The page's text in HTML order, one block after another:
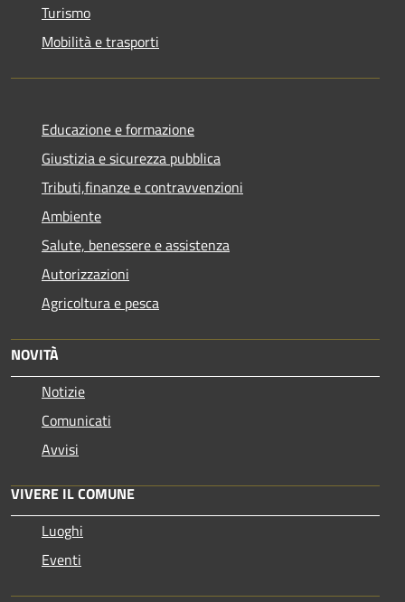
Turismo
Mobilità e trasporti
Educazione e formazione
Giustizia e sicurezza pubblica
Tributi,finanze e contravvenzioni
Ambiente
Salute, benessere e assistenza
Autorizzazioni
Agricoltura e pesca
NOVITÀ
Notizie
Comunicati
Avvisi
VIVERE IL COMUNE
Luoghi
Eventi